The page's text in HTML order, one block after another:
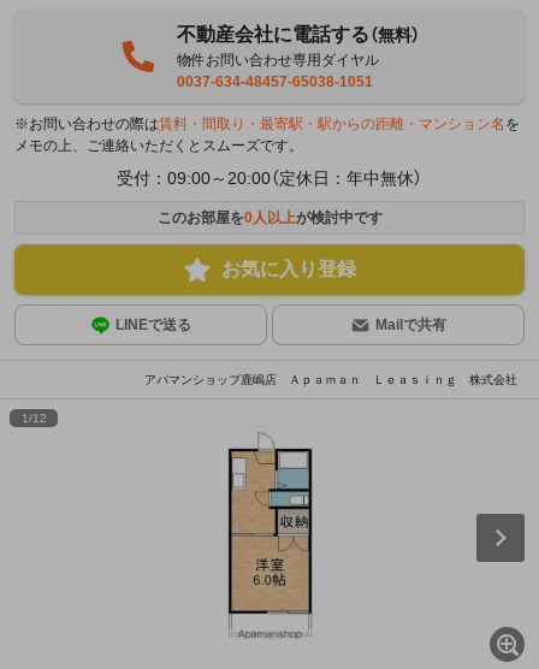
不動産会社に電話する（無料）
物件お問い合わせ専用ダイヤル
0037-634-48457-65038-1051
※お問い合わせの際は賃料・間取り・最寄駅・駅からの距離・マンション名 を
メモの上、ご連絡いただくとスムーズです。
受付：09:00～20:00（定休日：年中無休）
このお部屋を0人以上が検討中です
お気に入り登録
LINEで送る Mailで共有
アパマンショップ鹿嶋店 Ａｐａｍａｎ Ｌｅａｓｉｎｇ 株式会社
1/12